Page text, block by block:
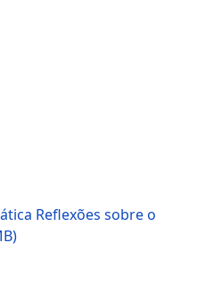
Reflexões sobre o